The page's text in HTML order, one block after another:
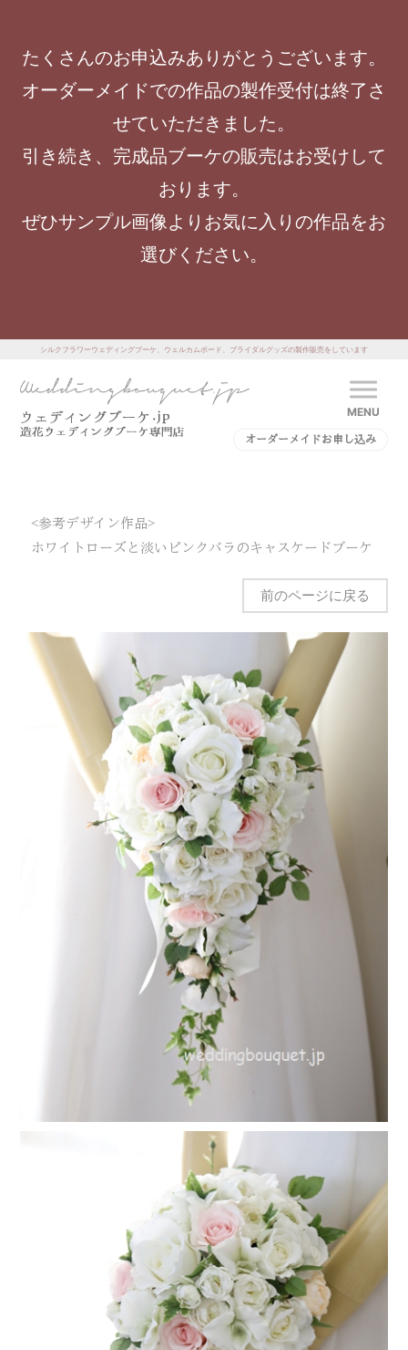
たくさんのお申込みありがとうございます。
オーダーメイドでの作品の製作受付は終了さ
せていただきました。
引き続き、完成品ブーケの販売はお受けして
おります。
ぜひサンプル画像よりお気に入りの作品をお
選びください。
シルクフラワーウェディングブーケ、ウェルカムボード、ブライダルグッズの製作販売をしています
MENU
オーダーメイドお申し込み
<参考デザイン作品>
ホワイトローズと淡いピンクバラのキャスケードブーケ
前のページに戻る